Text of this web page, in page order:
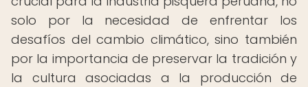
solo por la necesidad de enfrentar los
desafíos del cambio climático, sino también
por la importancia de preservar la tradición y
la cultura asociadas a la producción de